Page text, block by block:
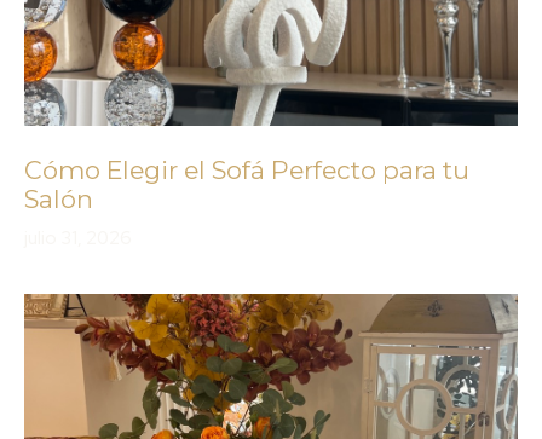
Cómo Elegir el Sofá Perfecto para tu
Salón